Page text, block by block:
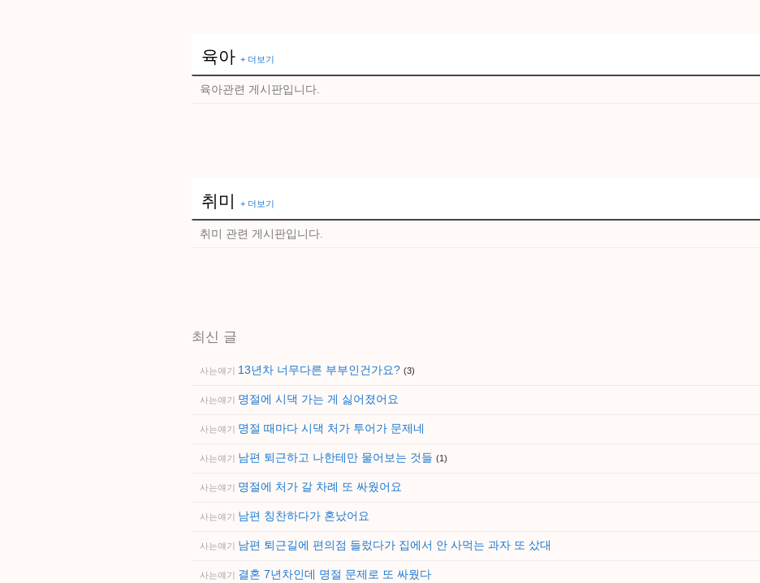
육아 + 더보기
육아관련 게시판입니다.
취미 + 더보기
취미 관련 게시판입니다.
최신 글
사는얘기 13년차 너무다른 부부인건가요? (3)
사는얘기 명절에 시댁 가는 게 싫어졌어요
사는얘기 명절 때마다 시댁 처가 투어가 문제네
사는얘기 남편 퇴근하고 나한테만 물어보는 것들 (1)
사는얘기 명절에 처가 갈 차례 또 싸웠어요
사는얘기 남편 칭찬하다가 혼났어요
사는얘기 남편 퇴근길에 편의점 들렀다가 집에서 안 사먹는 과자 또 샀대
사는얘기 결혼 7년차인데 명절 문제로 또 싸웠다